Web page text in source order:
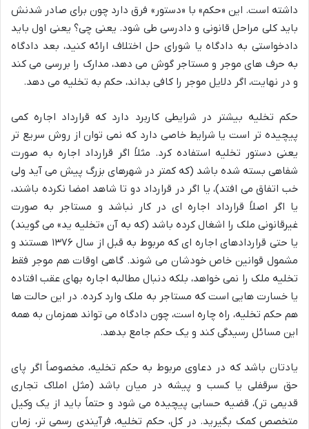
داشته است. این «حکم» با «دستور» فرق دارد چون برای صادر شدنش
باید کلی مراحل قانونی و دادرسی طی شود. یعنی چی؟ یعنی اول باید
دادخواستی به دادگاه یا شورای حل اختلاف ارائه کنید، بعد دادگاه
به حرف های موجر و مستاجر گوش می دهد، مدارک را بررسی می کند
و در نهایت، اگر دلایل موجر را کافی بداند، حکم به تخلیه می دهد.
حکم تخلیه بیشتر در شرایطی کاربرد دارد که قرارداد اجاره کمی
پیچیده تر است یا شرایط خاصی دارد که نمی توان از روش سریع تر
یعنی دستور تخلیه استفاده کرد. مثلاً اگر قرارداد اجاره به صورت
شفاهی بسته شده باشد (که کمتر در شهرهای بزرگ پیش می آید ولی
خب اتفاق می افتد)، یا اگر در قرارداد دو تا شاهد امضا نکرده باشند،
یا اگر اصلاً قرارداد اجاره ای در کار نباشد و مستاجر به صورت
غیرقانونی ملک را اشغال کرده باشد (که به آن «تخلیه ید» می گویند)
یا حتی قراردادهای اجاره ای که مربوط به قبل از سال ۱۳۷۶ هستند و
مشمول قوانین خاص خودشان می شوند. گاهی اوقات هم موجر فقط
تخلیه ملک را نمی خواهد، بلکه دنبال مطالبه اجاره بهای عقب افتاده
یا خسارت هایی است که مستاجر به ملک وارد کرده. در این حالت ها
هم حکم تخلیه، راه چاره است، چون دادگاه می تواند همزمان به همه
این مسائل رسیدگی کند و یک حکم جامع بدهد.
یادتان باشد که در دعاوی مربوط به حکم تخلیه، مخصوصاً اگر پای
حق سرقفلی یا کسب و پیشه در میان باشد (مثل املاک تجاری
قدیمی تر)، قضیه حسابی پیچیده می شود و حتماً باید از یک وکیل
متخصص کمک بگیرید. در کل، حکم تخلیه، فرآیندی رسمی تر، زمان